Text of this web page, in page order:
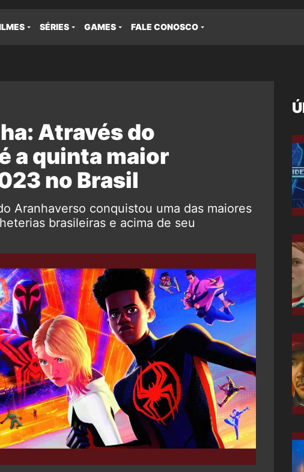
SÉRIES GAMES FALE CONOSCO
Através do
a quinta maior
no Brasil
Aranhaverso conquistou uma das maiores
brasileiras e acima de seu